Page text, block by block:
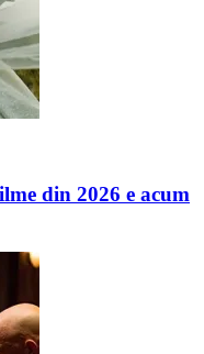
din 2026 e acum